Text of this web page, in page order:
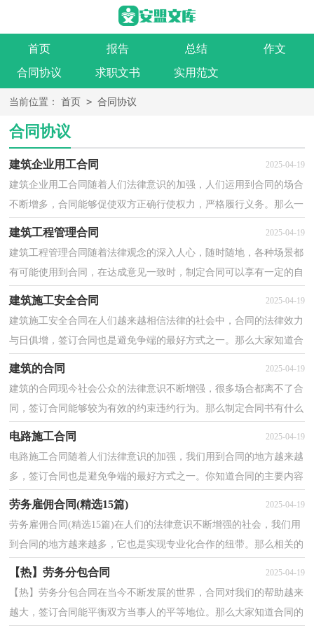
首页 报告 总结
作文
合同协议
求职文书 实用范文
当前位置： 首页 > 合同协议
合同协议
建筑企业用工合同 2025-04-19
建筑企业用工合同随着人们法律意识的加强，人们运用到合同的场合
不断增多，合同能够促使双方正确行使权力，严格履行义务。那么一
建筑工程管理合同 2025-04-19
建筑工程管理合同随着法律观念的深入人心，随时随地，各种场景都
有可能使用到合同，在达成意见一致时，制定合同可以享有一定的自
由。你所见过的合同是什么样的呢？下面是小编为大家整...
建筑施工安全合同 2025-04-19
建筑施工安全合同在人们越来越相信法律的社会中，合同的法律效力
与日俱增，签订合同也是避免争端的最好方式之一。那么大家知道合
建筑的合同 2025-04-19
建筑的合同现今社会公众的法律意识不断增强，很多场合都离不了合
同，签订合同能够较为有效的约束违约行为。那么制定合同书有什么
电路施工合同 2025-04-19
电路施工合同随着人们法律意识的加强，我们用到合同的地方越来越
多，签订合同也是避免争端的最好方式之一。你知道合同的主要内容
是什么吗？以下是小编为大家收集的电路施工合同，希...
劳务雇佣合同(精选15篇) 2025-04-19
劳务雇佣合同(精选15篇)在人们的法律意识不断增强的社会，我们用
到合同的地方越来越多，它也是实现专业化合作的纽带。那么相关的
【热】劳务分包合同 2025-04-19
【热】劳务分包合同在当今不断发展的世界，合同对我们的帮助越来
越大，签订合同能平衡双方当事人的平等地位。那么大家知道合同的